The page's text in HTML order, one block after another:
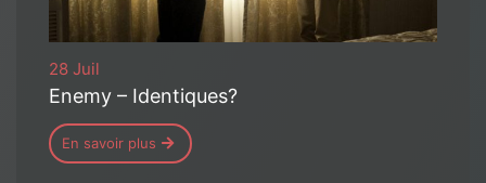
28 Juil
Enemy – Identiques?
En savoir plus